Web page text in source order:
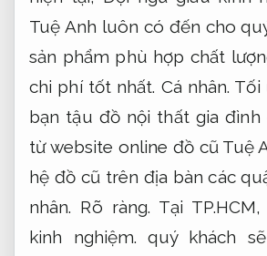
Tuệ Anh luôn có đến cho
sản phẩm phù hợp chất
chi phí tốt nhất. Cá nhân. Tối
bạn tậu đồ nội thất gia
từ website online đồ cũ Tuệ
hệ đồ cũ trên địa bàn các
nhân. Rõ ràng. Tại
kinh nghiệm. quý khách